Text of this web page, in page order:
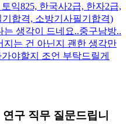
익825, 한국사2급, 한자2급,
합격, 소방기사필기합격)
생각이 드네요..중구남방..
지는 건 아닌지 괜한 생각만
야할지 조언 부탁드릴게
구 직무 질문드립니